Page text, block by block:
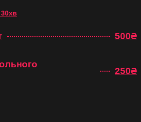
500₴
250₴